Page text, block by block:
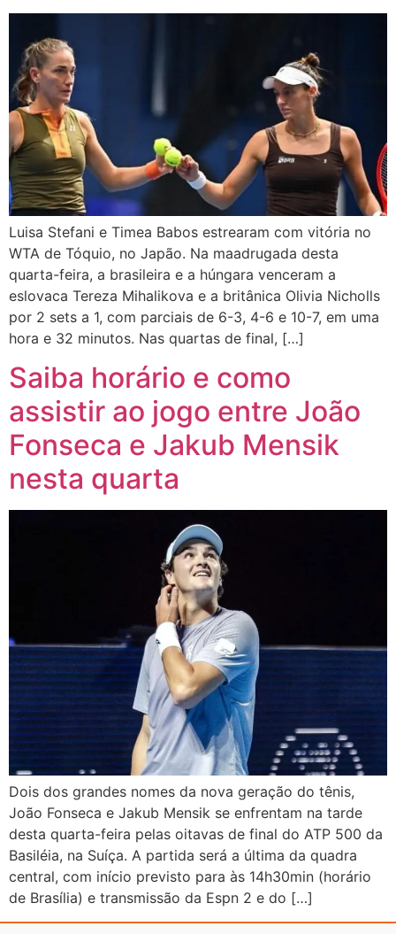
Luisa Stefani e Timea Babos estrearam com vitória no
WTA de Tóquio, no Japão. Na maadrugada desta
quarta-feira, a brasileira e a húngara venceram a
eslovaca Tereza Mihalikova e a britânica Olivia Nicholls
por 2 sets a 1, com parciais de 6-3, 4-6 e 10-7, em uma
hora e 32 minutos. Nas quartas de final, […]
Saiba horário e como
assistir ao jogo entre João
Fonseca e Jakub Mensik
nesta quarta
Dois dos grandes nomes da nova geração do tênis,
João Fonseca e Jakub Mensik se enfrentam na tarde
desta quarta-feira pelas oitavas de final do ATP 500 da
Basiléia, na Suíça. A partida será a última da quadra
central, com início previsto para às 14h30min (horário
de Brasília) e transmissão da Espn 2 e do […]